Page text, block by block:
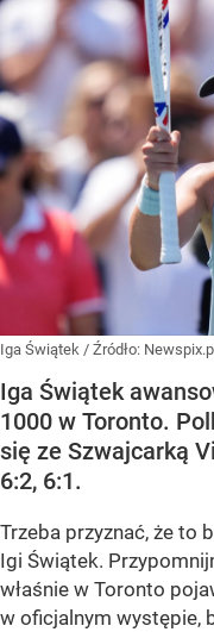
Iga Świątek / Źródło:
Iga Świątek
1000 w Toronto.
się ze Szwajcarką
6:2, 6:1.
Trzeba przyznać, że to
Igi Świątek.
właśnie w Toronto
w oficjalnym występie,